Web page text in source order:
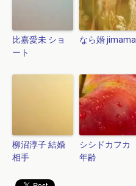
比嘉愛未 ショ
ート
なら婚 jimama
柳沼淳子 結婚
相手
シシドカフカ
年齢